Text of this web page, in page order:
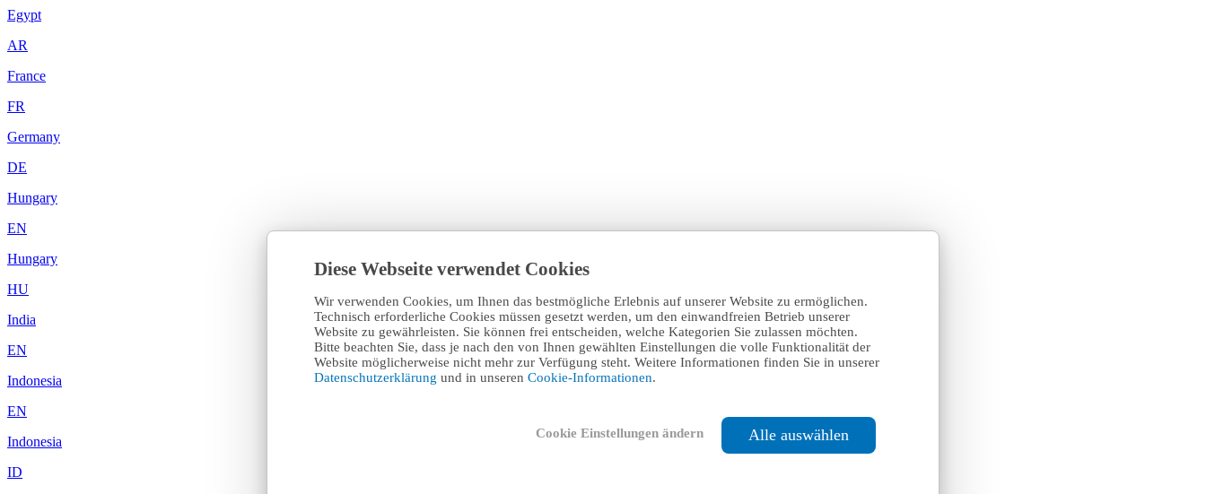
Diese Webseite verwendet Cookies
Wir verwenden Cookies, um Ihnen das bestmögliche Erlebnis auf unserer Website zu ermöglichen.
Technisch erforderliche Cookies müssen gesetzt werden, um den einwandfreien Betrieb unserer
Website zu gewährleisten. Sie können frei entscheiden, welche Kategorien Sie zulassen möchten.
Bitte beachten Sie, dass je nach den von Ihnen gewählten Einstellungen die volle Funktionalität der
Website möglicherweise nicht mehr zur Verfügung steht. Weitere Informationen finden Sie in unserer
Datenschutzerklärung und in unseren Cookie-Informationen.
Cookie Einstellungen ändern Alle auswählen
Egypt
AR
France
FR
Germany
DE
Hungary
EN
Hungary
HU
India
EN
Indonesia
EN
Indonesia
ID